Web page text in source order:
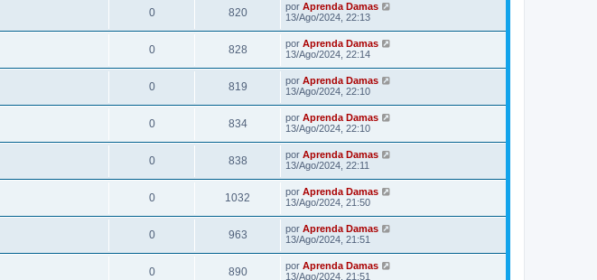
0 820 por Aprenda Damas
13/Ago/2024, 22:13
0 828 por Aprenda Damas
13/Ago/2024, 22:14
0 819 por Aprenda Damas
13/Ago/2024, 22:10
0 834 por Aprenda Damas
13/Ago/2024, 22:10
0 838 por Aprenda Damas
13/Ago/2024, 22:11
0 1032 por Aprenda Damas
13/Ago/2024, 21:50
0 963 por Aprenda Damas
13/Ago/2024, 21:51
0 890 por Aprenda Damas
13/Ago/2024, 21:51